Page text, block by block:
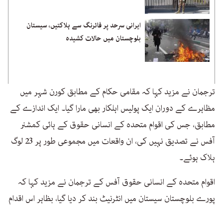
ایرانی سرحد پر فائرنگ سے ہلاکتیں، سیستان
بلوچستان میں حالات کشیدہ
ترجمان نے مزید کہا کہ مقامی حکام کے مطابق کورن شہر میں
مظاہرے کے دوران ایک پولیس اہلکار بھی مارا گیا۔ ایک اندازے کے
مطابق، جس کی اقوام متحدہ کے انسانی حقوق کے ہائی کمشنر
آفس نے تصدیق نہیں کی، ان واقعات میں مجموعی طور پر 23 لوگ
ہلاک ہوئے۔
اقوام متحدہ کے انسانی حقوق آفس کے ترجمان نے مزید کہا کہ
پورے بلوچستان سیستان میں انٹرنیٹ بند کر دیا گیا، بظاہر اس اقدام